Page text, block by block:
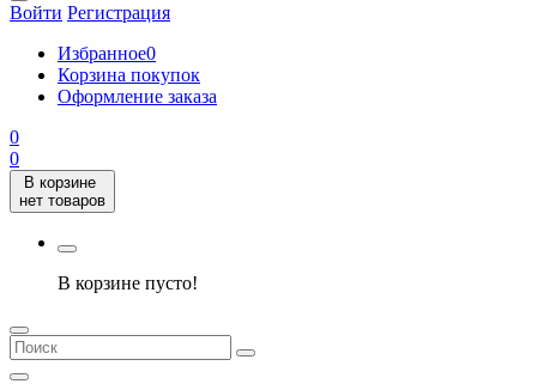
Войти Регистрация
Избранное0
Корзина покупок
Оформление заказа
0
0
В корзине
нет товаров
В корзине пусто!